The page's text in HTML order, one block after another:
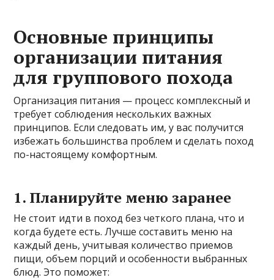
Основные принципы
организации питания
для группового похода
Организация питания — процесс комплексный и
требует соблюдения нескольких важных
принципов. Если следовать им, у вас получится
избежать большинства проблем и сделать поход
по-настоящему комфортным.
1. Планируйте меню заранее
Не стоит идти в поход без четкого плана, что и
когда будете есть. Лучше составить меню на
каждый день, учитывая количество приемов
пищи, объем порций и особенности выбранных
блюд. Это поможет: